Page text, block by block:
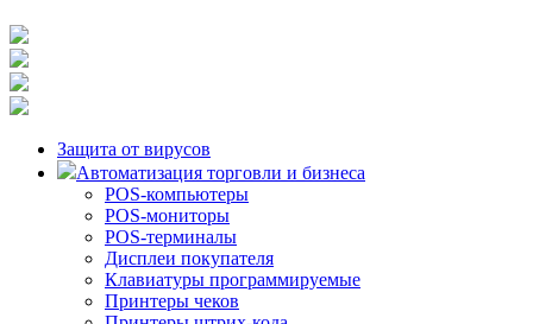
Защита от вирусов
Автоматизация торговли и бизнеса
POS-компьютеры
POS-мониторы
POS-терминалы
Дисплеи покупателя
Клавиатуры программируемые
Принтеры чеков